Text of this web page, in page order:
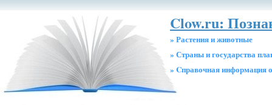
Clow.ru:
» Растения и животные
» Страны и государства
» Cправочная информация